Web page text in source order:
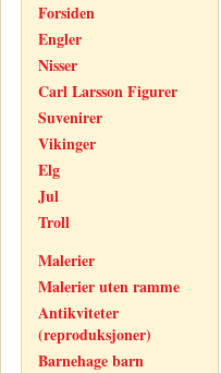
Forsiden
Engler
Nisser
Carl Larsson Figurer
Suvenirer
Vikinger
Elg
Jul
Troll
Malerier
Malerier uten ramme
Antikviteter
(reproduksjoner)
Barnehage barn